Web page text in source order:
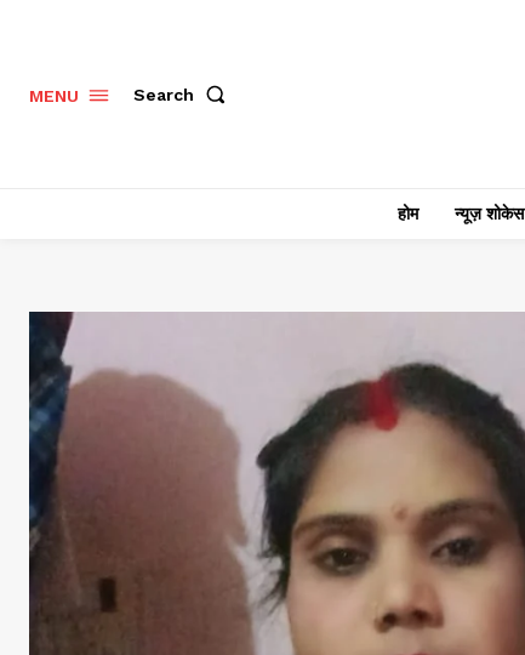
MENU Search
होम न्यूज़ शोकेस